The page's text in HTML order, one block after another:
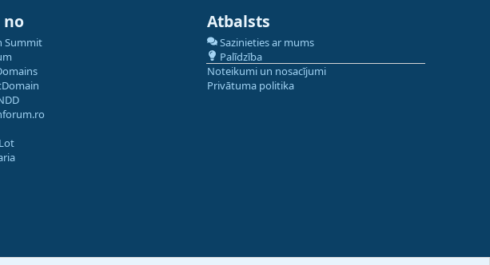
no
Summit
Atbalsts
Sazinieties ar mums
Palīdzība
Noteikumi un nosacījumi
Privātuma politika